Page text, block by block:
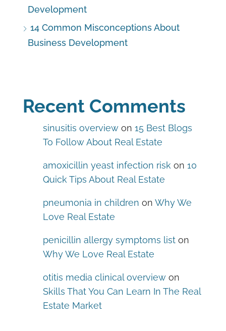
Development
14 Common Misconceptions About
Business Development
Recent Comments
sinusitis overview on 15 Best Blogs
To Follow About Real Estate
amoxicillin yeast infection risk on 10
Quick Tips About Real Estate
pneumonia in children on Why We
Love Real Estate
penicillin allergy symptoms list on
Why We Love Real Estate
otitis media clinical overview on
Skills That You Can Learn In The Real
Estate Market